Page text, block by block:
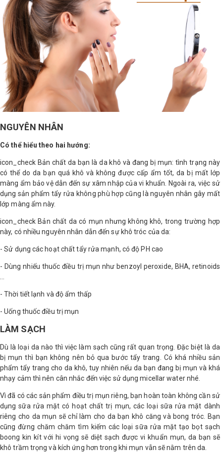
Shop All Brand A-
Z
NGUYÊN NHÂN
Có thể hiểu theo hai hướng:
icon_check Bản chất da bạn là da khô và đang bị mụn: tình trạng này
có thể do da bạn quá khô và không được cấp ẩm tốt, da bị mất lớp
màng ẩm bảo vệ dẫn đến sự xâm nhập của vi khuẩn. Ngoài ra, việc sử
dụng sản phẩm tẩy rửa không phù hợp cũng là nguyên nhân gây mất
lớp màng ẩm này.
icon_check Bản chất da có mụn nhưng không khô, trong trường hợp
này, có nhiều nguyên nhân dẫn đến sự khô tróc của da:
- Sử dụng các hoạt chất tẩy rửa mạnh, có độ PH cao
- Dùng nhiếu thuốc điều trị mụn như benzoyl peroxide, BHA, retinoids
- Thời tiết lạnh và độ ẩm thấp
- Uống thuốc điều trị mụn
LÀM SẠCH
Dù là loại da nào thì việc làm sạch cũng rất quan trọng. Đặc biệt là da
bị mụn thì bạn không nên bỏ qua bước tẩy trang. Có khá nhiều sản
phẩm tẩy trang cho da khô, tuy nhiên nếu da bạn đang bị mụn và khá
nhạy cảm thì nên cân nhắc đến việc sử dụng micellar water nhé.
Vì đã có các sản phẩm điều trị mụn riêng, bạn hoàn toàn không cần sử
dụng sữa rửa mặt có hoạt chất trị mụn, các loại sữa rửa mặt dành
riêng cho da mụn sẽ chỉ làm cho da bạn khô căng và bong tróc. Bạn
cũng đừng chăm chăm tìm kiếm các loại sữa rửa mặt tạo bọt sạch
boong kin kít với hi vọng sẽ diệt sạch được vi khuẩn mụn, da bạn sẽ
khô trầm trọng và kích ứng hơn trong khi mụn vẫn sẽ nằm trên da.